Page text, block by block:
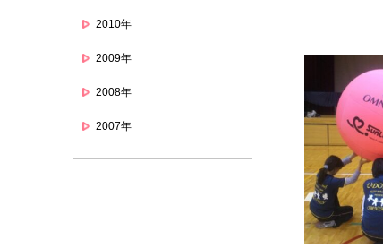
2010年
2009年
2008年
2007年